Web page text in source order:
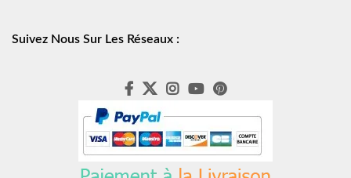
Suivez Nous Sur Les Réseaux :